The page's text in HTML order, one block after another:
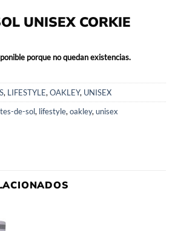
UNISEX CORKIE
porque no quedan existencias.
, LIFESTYLE, OAKLEY, UNISEX
de-sol, lifestyle, oakley, unisex